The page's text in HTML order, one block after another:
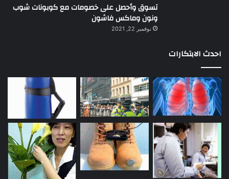
تسوق وأحصل على خصومات مع كوبونات شوب
ونون وماكس فاشون
نوفمبر 22, 2021
احدث الابتكارات